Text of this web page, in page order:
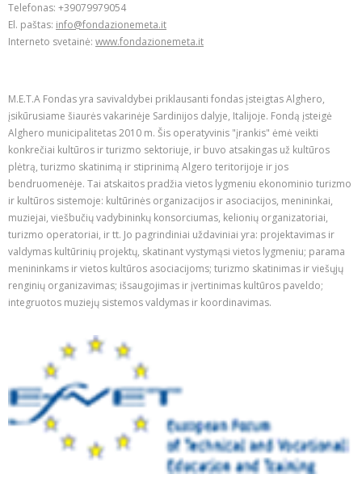
Telefonas: +39079979054
El. paštas: info@fondazionemeta.it
Interneto svetainė: www.fondazionemeta.it
M.E.T.A Fondas yra savivaldybei priklausanti fondas įsteigtas Alghero,
įsikūrusiame šiaurės vakarinėje Sardinijos dalyje, Italijoje. Fondą įsteigė
Alghero municipalitetas 2010 m. Šis operatyvinis "įrankis" ėmė veikti
konkrečiai kultūros ir turizmo sektoriuje, ir buvo atsakingas už kultūros
plėtrą, turizmo skatinimą ir stiprinimą Algero teritorijoje ir jos
bendruomenėje. Tai atskaitos pradžia vietos lygmeniu ekonominio turizmo
ir kultūros sistemoje: kultūrinės organizacijos ir asociacijos, menininkai,
muziejai, viešbučių vadybininkų konsorciumas, kelionių organizatoriai,
turizmo operatoriai, ir tt. Jo pagrindiniai uždaviniai yra: projektavimas ir
valdymas kultūrinių projektų, skatinant vystymąsi vietos lygmeniu; parama
menininkams ir vietos kultūros asociacijoms; turizmo skatinimas ir viešųjų
renginių organizavimas; išsaugojimas ir įvertinimas kultūros paveldo;
integruotos muziejų sistemos valdymas ir koordinavimas.